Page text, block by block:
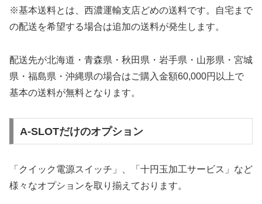
※基本送料とは、西濃運輸支店どめの送料です。自宅まで
の配送を希望する場合は追加の送料が発生します。
配送先が北海道・青森県・秋田県・岩手県・山形県・宮城
県・福島県・沖縄県の場合はご購入金額60,000円以上で
基本の送料が無料となります。
A-SLOTだけのオプション
「クイック電源スイッチ」、「十円玉加工サービス」など
様々なオプションを取り揃えております。